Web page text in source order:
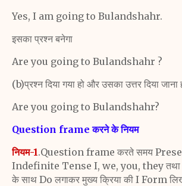
Yes, I am going to Bulandshahr.
इसका प्रश्न बनेगा
Are you going to Bulandshahr ?
(b)प्रश्न दिया गया हो और उसका उत्तर दिया
Are you going to Bulandshahr?
Question frame करने के नियम
नियम-1.Question frame करते समय
Indefinite Tense I, we, you, they
के साथ Do लगाकर मुख्य क्रिया की I Form